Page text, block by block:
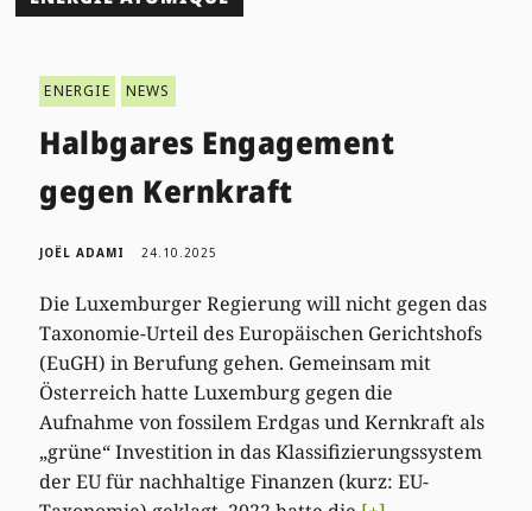
ENERGIE NEWS
Halbgares Engagement
gegen Kernkraft
JOËL ADAMI 24.10.2025
Die Luxemburger Regierung will nicht gegen das
Taxonomie-Urteil des Europäischen Gerichtshofs
(EuGH) in Berufung gehen. Gemeinsam mit
Österreich hatte Luxemburg gegen die
Aufnahme von fossilem Erdgas und Kernkraft als
„grüne“ Investition in das Klassifizierungssystem
der EU für nachhaltige Finanzen (kurz: EU-